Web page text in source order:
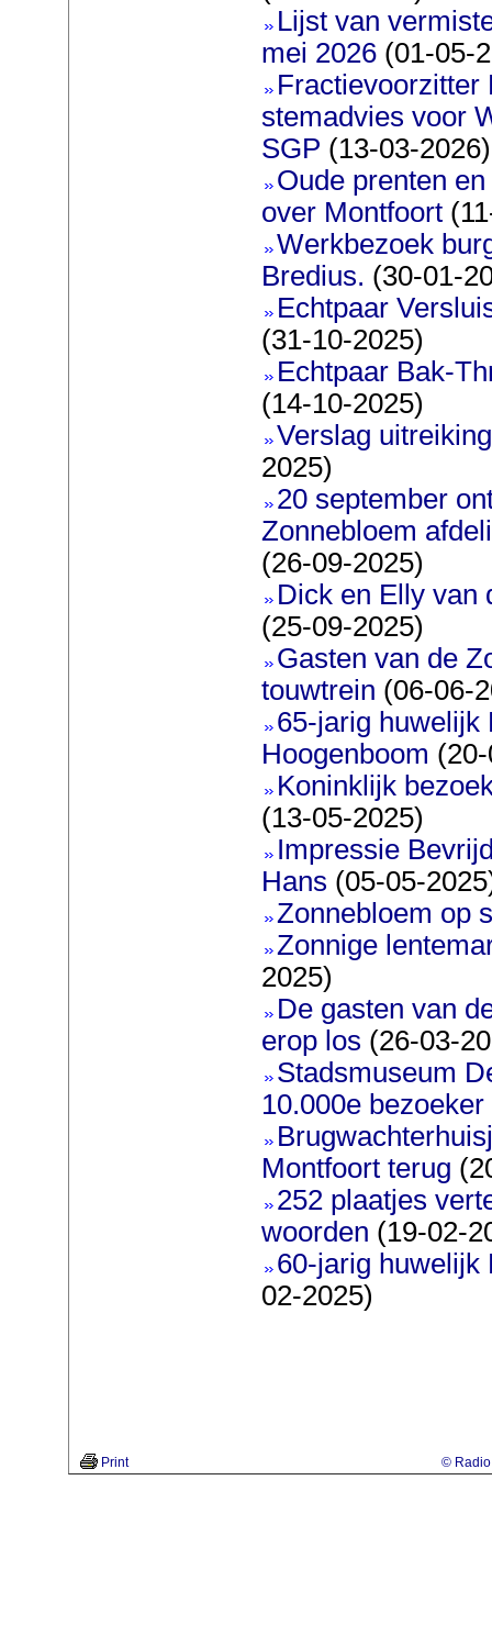
Lijst van
mei 2026 (01-05-
Fractievoorzitter
stemadvies voor
SGP (13-03-2026)
Oude prenten
over Montfoort
Werkbezoek
Bredius. (30-01-
Echtpaar
(31-10-2025)
Echtpaar Bak-
(14-10-2025)
Verslag
2025)
20 september
Zonnebloem
(26-09-2025)
Dick en Elly van
(25-09-2025)
Gasten van de
touwtrein (06-06-
65-jarig huwelijk
Hoogenboom
Koninklijk
(13-05-2025)
Impressie
Hans (05-05-
Zonnebloem op
Zonnige
2025)
De gasten van
erop los (26-03-
Stadsmuseum
10.000e bezoeker
Montfoort terug
252 plaatjes
woorden (19-02-
60-jarig huwelijk
02-2025)
Print © Radio